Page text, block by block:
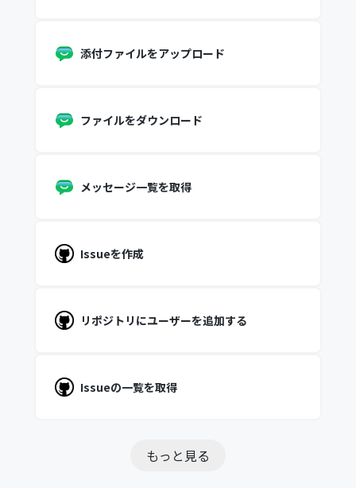
添付ファイルをアップロード
ファイルをダウンロード
メッセージ一覧を取得
Issueを作成
リポジトリにユーザーを追加する
Issueの一覧を取得
もっと見る